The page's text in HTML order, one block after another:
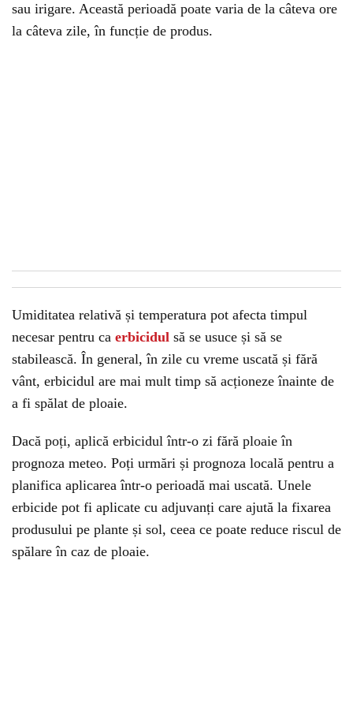
sau irigare. Această perioadă poate varia de la câteva ore
la câteva zile, în funcție de produs.
Umiditatea relativă și temperatura pot afecta timpul
necesar pentru ca erbicidul să se usuce și să se
stabilească. În general, în zile cu vreme uscată și fără
vânt, erbicidul are mai mult timp să acționeze înainte de
a fi spălat de ploaie.
Dacă poți, aplică erbicidul într-o zi fără ploaie în
prognoza meteo. Poți urmări și prognoza locală pentru a
planifica aplicarea într-o perioadă mai uscată. Unele
erbicide pot fi aplicate cu adjuvanți care ajută la fixarea
produsului pe plante și sol, ceea ce poate reduce riscul de
spălare în caz de ploaie.